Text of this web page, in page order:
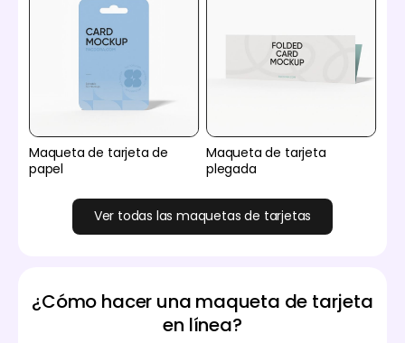
Maqueta de tarjeta de
papel
Maqueta de tarjeta
plegada
Ver todas las maquetas de tarjetas
¿Cómo hacer una maqueta de tarjeta
en línea?